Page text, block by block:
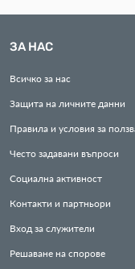
ЗА НАС
Всичко за нас
Защита на личните данни
Правила и условия за
Често задавани въпроси
Социална активност
Контакти и партньори
Вход за служители
Решаване на спорове